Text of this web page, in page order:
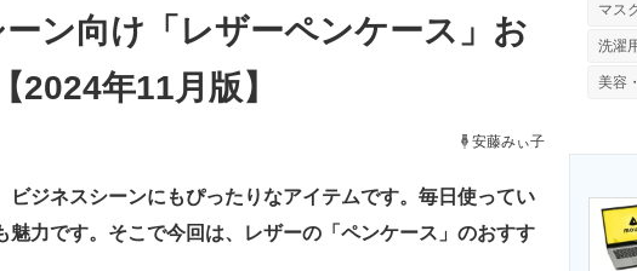
AI活用のいまが分かる 企業ITのトレンドを詳説 経営リーダーのコミュニ
製造業のIT導入・活用を
エネルギーの専門メデ
ン向け「レザーペンケース」お
2024年11月版】
安藤みぃ子
ビジネスシーンにもぴったりなアイテムです。毎日使ってい
魅力です。そこで今回は、レザーの「ペンケース」のおすす
マス
洗濯
美容